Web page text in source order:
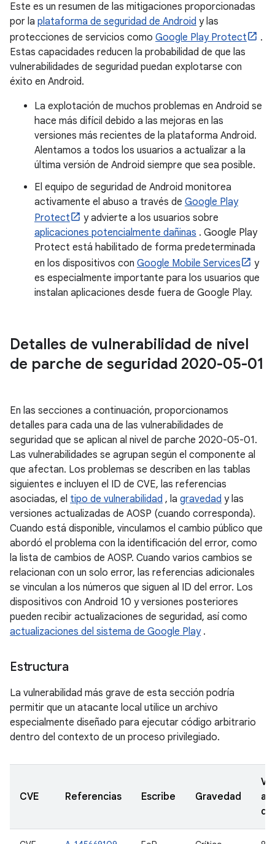
Este es un resumen de las mitigaciones proporcionadas
por la plataforma de seguridad de Android y las
protecciones de servicios como Google Play Protect
.
Estas capacidades reducen la probabilidad de que las
vulnerabilidades de seguridad puedan explotarse con
éxito en Android.
La explotación de muchos problemas en Android se
hace más difícil debido a las mejoras en las
versiones más recientes de la plataforma Android.
Alentamos a todos los usuarios a actualizar a la
última versión de Android siempre que sea posible.
El equipo de seguridad de Android monitorea
activamente el abuso a través de Google Play
Protect
y advierte a los usuarios sobre
aplicaciones potencialmente dañinas . Google Play
Protect está habilitado de forma predeterminada
en los dispositivos con Google Mobile Services
y
es especialmente importante para los usuarios que
instalan aplicaciones desde fuera de Google Play.
Detalles de vulnerabilidad de nivel
de parche de seguridad 2020-05-01
En las secciones a continuación, proporcionamos
detalles para cada una de las vulnerabilidades de
seguridad que se aplican al nivel de parche 2020-05-01.
Las vulnerabilidades se agrupan según el componente al
que afectan. Los problemas se describen en las tablas
siguientes e incluyen el ID de CVE, las referencias
asociadas, el tipo de vulnerabilidad , la gravedad y las
versiones actualizadas de AOSP (cuando corresponda).
Cuando está disponible, vinculamos el cambio público que
abordó el problema con la identificación del error, como
la lista de cambios de AOSP. Cuando varios cambios se
relacionan con un solo error, las referencias adicionales
se vinculan a los números que siguen al ID del error. Los
dispositivos con Android 10 y versiones posteriores
pueden recibir actualizaciones de seguridad, así como
actualizaciones del sistema de Google Play.
Estructura
La vulnerabilidad más grave de esta sección podría
permitir que un atacante local utilice un archivo
especialmente diseñado para ejecutar código arbitrario
dentro del contexto de un proceso privilegiado.
CVE Referencias Escribe Gravedad
de